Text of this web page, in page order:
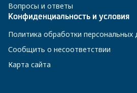
Вопросы и ответы
Конфиденциальность и условия
Политика обработки персональных
Сообщить о несоответствии
Карта сайта